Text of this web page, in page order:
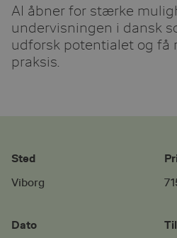
AI åbner for stærke
undervisningen i dansk
udforsk potentialet og få
praksis.
Sted
Viborg
Dato